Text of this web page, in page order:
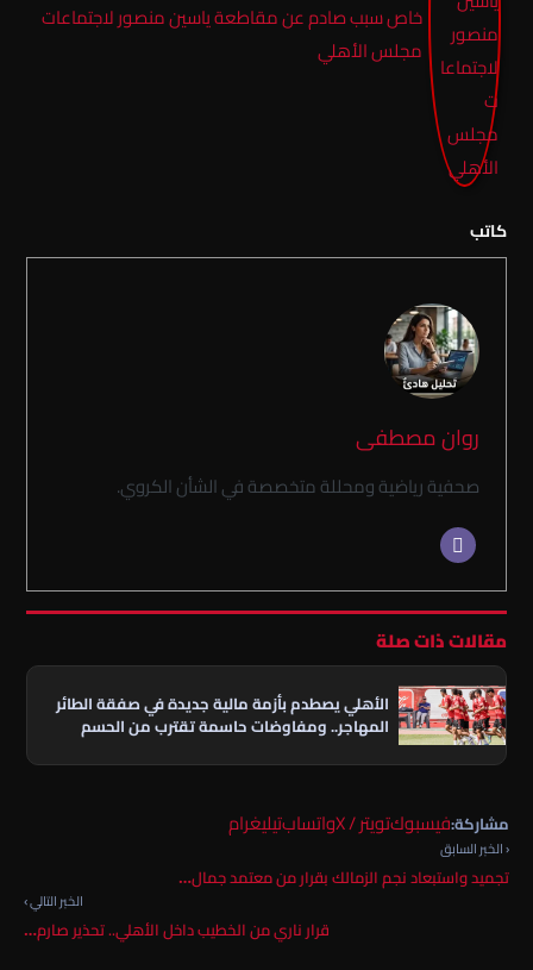
خاص سبب صادم عن مقاطعة ياسين منصور لاجتماعات
مجلس الأهلي
كاتب
روان مصطفى
صحفية رياضية ومحللة متخصصة في الشأن الكروي.
مقالات ذات صلة
الأهلي يصطدم بأزمة مالية جديدة في صفقة الطائر
المهاجر.. ومفاوضات حاسمة تقترب من الحسم
مشاركة:فيسبوكتويتر / X واتسابتيليغرام
‹ الخبر السابق
تجميد واستبعاد نجم الزمالك بقرار من معتمد جمال…
الخبر التالي ›
قرار ناري من الخطيب داخل الأهلي.. تحذير صارم…